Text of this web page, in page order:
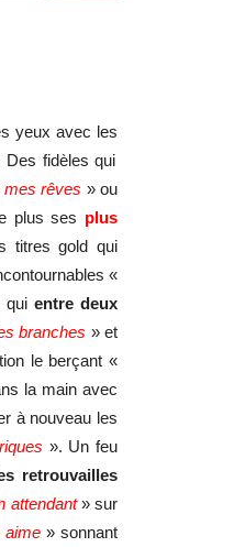
yeux avec les
Des fidèles qui
rêves » ou
plus ses plus
titres gold qui
«
qui entre deux
branches » et
le berçant «
la main avec
à nouveau les
». Un feu
retrouvailles
attendant» sur
aime» sonnant